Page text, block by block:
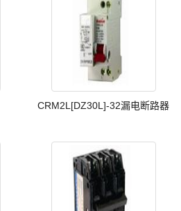
CRM2L[DZ30L]-32漏电断路器